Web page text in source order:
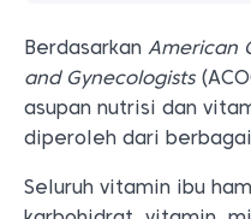
Berdasarkan American
and Gynecologists
asupan nutrisi dan
diperoleh dari
Seluruh vitamin ibu